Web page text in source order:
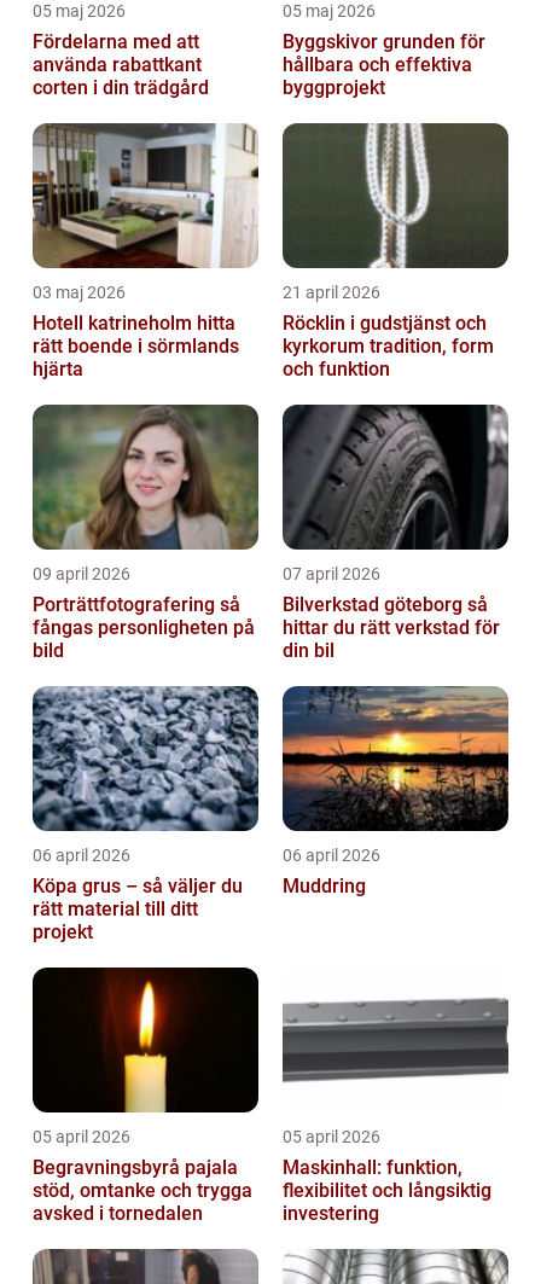
05 maj 2026
Fördelarna med att
använda rabattkant
corten i din trädgård
05 maj 2026
Byggskivor grunden för
hållbara och effektiva
byggprojekt
03 maj 2026
Hotell katrineholm hitta
rätt boende i sörmlands
hjärta
21 april 2026
Röcklin i gudstjänst och
kyrkorum tradition, form
och funktion
09 april 2026
Porträttfotografering så
fångas personligheten på
bild
07 april 2026
Bilverkstad göteborg så
hittar du rätt verkstad för
din bil
06 april 2026
Köpa grus – så väljer du
rätt material till ditt
projekt
06 april 2026
Muddring
05 april 2026
Begravningsbyrå pajala
stöd, omtanke och trygga
avsked i tornedalen
05 april 2026
Maskinhall: funktion,
flexibilitet och långsiktig
investering